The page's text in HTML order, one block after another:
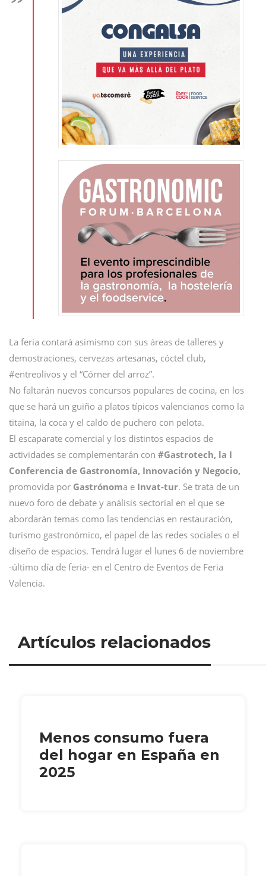
La feria contará asimismo con sus áreas de talleres y
demostraciones, cervezas artesanas, cóctel club,
#entreolivos y el “Córner del arroz”.
No faltarán nuevos concursos populares de cocina, en los
que se hará un guiño a platos típicos valencianos como la
titaina, la coca y el caldo de puchero con pelota.
El escaparate comercial y los distintos espacios de
actividades se complementarán con #Gastrotech, la I
Conferencia de Gastronomía, Innovación y Negocio,
promovida por Gastrónoma e Invat-tur. Se trata de un
nuevo foro de debate y análisis sectorial en el que se
abordarán temas como las tendencias en restauración,
turismo gastronómico, el papel de las redes sociales o el
diseño de espacios. Tendrá lugar el lunes 6 de noviembre
-último día de feria- en el Centro de Eventos de Feria
Valencia.
Artículos relacionados
Menos consumo fuera
del hogar en España en
2025